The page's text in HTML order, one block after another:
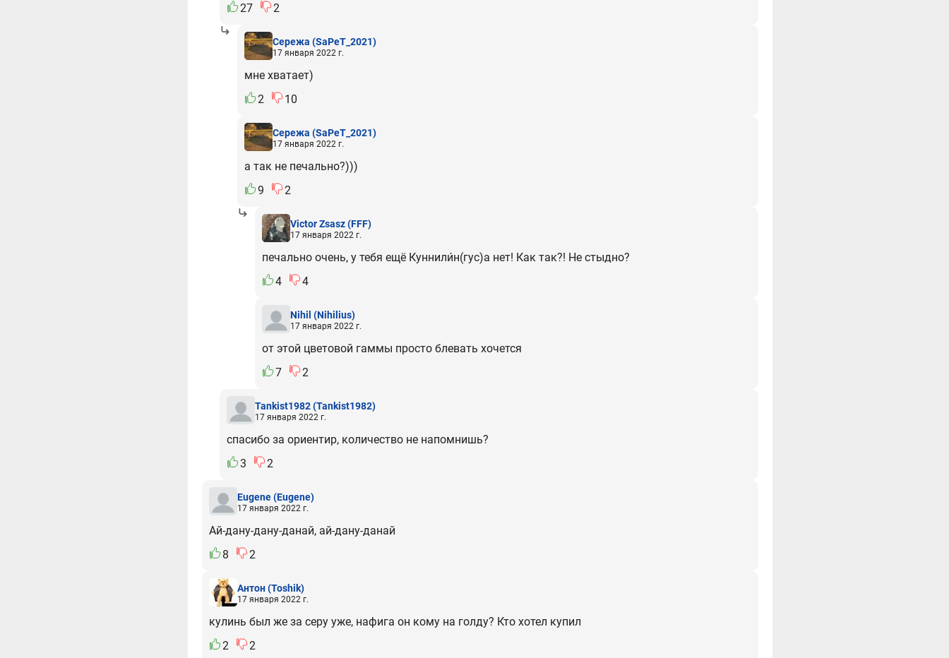
27
2
Сережа (SaPeT_2021)
17 января 2022 г.
мне хватает)
2
10
Сережа (SaPeT_2021)
17 января 2022 г.
а так не печально?)))
9
2
Victor Zsasz(FFF)
17 января 2022 г.
печально очень, у тебя ещё Куннили́н(гус)а нет! Как так?! Не стыдно?
4
4
Nihil (Nihilius)
17 января 2022 г.
от этой цветовой гаммы просто блевать хочется
7
2
Tankist1982(Tankist1982)
17 января 2022 г.
спасибо за ориентир, количество не напомнишь?
3
2
Eugene(Eugene)
17 января 2022 г.
Ай-дану-дану-данай, ай-дану-данай
8
2
Антон(Toshik)
17 января 2022 г.
кулинь был же за серу уже, нафига он кому на голду? Кто хотел купил
2
2